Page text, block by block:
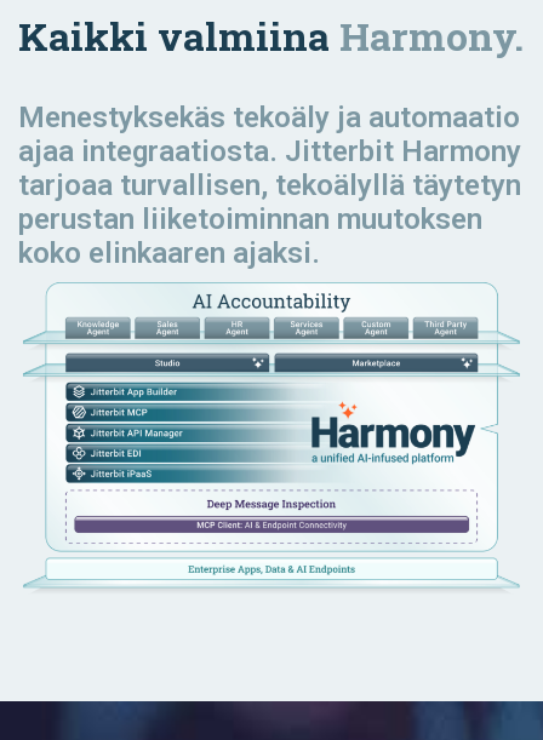
Kaikki valmiina Harmony.
Menestyksekäs tekoäly ja automaatio
ajaa integraatiosta. Jitterbit Harmony
tarjoaa turvallisen, tekoälyllä täytetyn
perustan liiketoiminnan muutoksen
koko elinkaaren ajaksi.